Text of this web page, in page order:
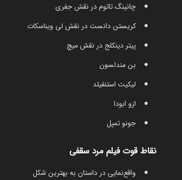
چانینگ تاتوم در نقش جفری
کریستن دانست در نقش لی ویناسکات
پیتر دینکلج در نقش میچ
بن مندلسون
لیکیت استنفیلد
ازو ابودا
جونو تمپل
نقاط قوت فیلم مرد سقفی
واقع‌نمایی در داستان به بهترین شکل